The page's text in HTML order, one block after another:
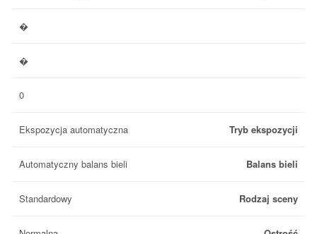
�
�
0
Tryb ekspozycji
Ekspozycja automatyczna
Balans bieli
Automatyczny balans bieli
Rodzaj sceny
Standardowy